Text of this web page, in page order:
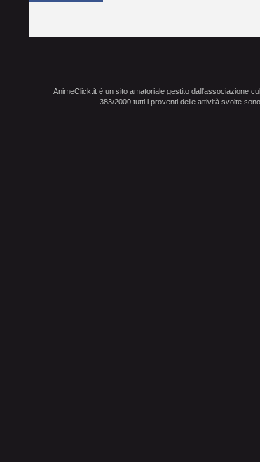
AnimeClick.it è un sito amatoriale gestito dall'associazione
383/2000 tutti i proventi delle attività svolte